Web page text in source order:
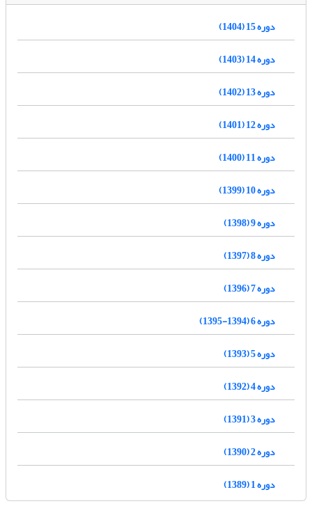
دوره 15 (1404)
دوره 14 (1403)
دوره 13 (1402)
دوره 12 (1401)
دوره 11 (1400)
دوره 10 (1399)
دوره 9 (1398)
دوره 8 (1397)
دوره 7 (1396)
دوره 6 (1394-1395)
دوره 5 (1393)
دوره 4 (1392)
دوره 3 (1391)
دوره 2 (1390)
دوره 1 (1389)